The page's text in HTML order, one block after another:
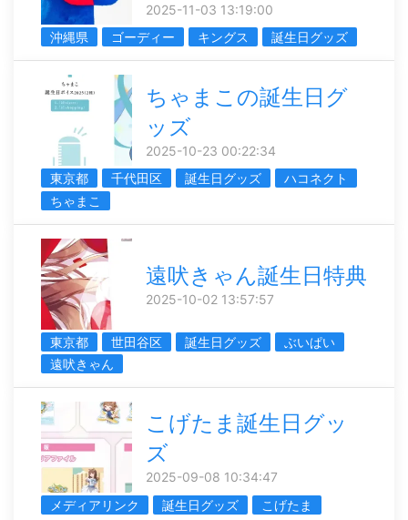
2025-11-03 13:19:00
沖縄県
ゴーディー キングス 誕生日グッズ
ちゃまこの誕生日グ
ッズ
2025-10-23 00:22:34
東京都
千代田区 誕生日グッズ
ハコネクト
ちゃまこ
遠吠きゃん誕生日特典
2025-10-02 13:57:57
東京都 世田谷区 誕生日グッズ
ぶいぱい
遠吠きゃん
こげたま誕生日グッ
ズ
2025-09-08 10:34:47
メディアリンク
誕生日グッズ こげたま